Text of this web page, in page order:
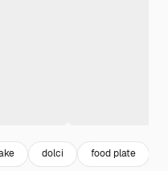
dolci food plate